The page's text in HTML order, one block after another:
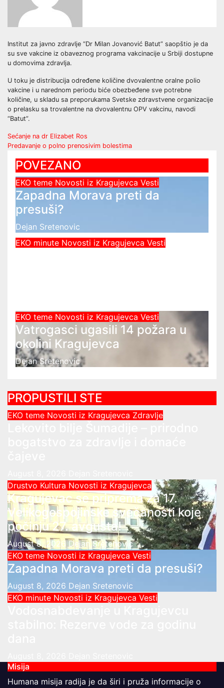
Institut za javno zdravlje “Dr Milan Jovanović Batut” saopštio je da
su sve vakcine iz obaveznog programa vakcinacije u Srbiji dostupne
u domovima zdravlja.
U toku je distribucija određene količine dvovalentne oralne polio
vakcine i u narednom periodu biće obezbeđene sve potrebne
količine, u skladu sa preporukama Svetske zdravstvene organizacije
o prelasku sa trovalentne na dvovalentnu OPV vakcinu, navodi
“Batut”.
Post
navigation
Sećanje na dr Elizabet Ros
Predavanje o polno prenosivim bolestima
POVEZANO
EKO teme Novosti iz Kragujevca Vesti
Zapadna Morava preti da
presuši?
Dejan Sretenovic
EKO minute Novosti iz Kragujevca Vesti
EKO teme Novosti iz Kragujevca Vesti
Vatrogasci ugasili 14 požara u
okolini Kragujevca
Dejan Sretenovic
PROPUSTILI STE
EKO teme Novosti iz Kragujevca Zdravlje
Drustvo Kultura Novosti iz Kragujevca
Kragujevac se priprema za 17.
Velikogospojinske svečanosti koje
počinju 27. avgusta!
August 8, 2026Dejan Sretenovic
EKO teme Novosti iz Kragujevca Vesti
Zapadna Morava preti da presuši?
August 8, 2026 Dejan Sretenovic
EKO minute Novosti iz Kragujevca Vesti
Misija
Humana misija radija je da širi i pruža informacije o